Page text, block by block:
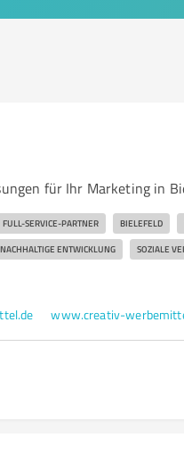
für Ihr Marketing in
FULL-SERVICE-PARTNER BIELEFELD
NACHHALTIGE ENTWICKLUNG SOZIALE
www.creativ-